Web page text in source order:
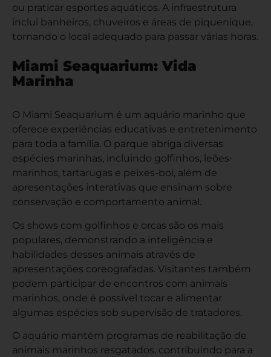
ou praticar esportes aquáticos. A infraestrutura
inclui banheiros, chuveiros e áreas de piquenique,
tornando o local adequado para passar várias horas.
Miami Seaquarium: Vida
Marinha
O Miami Seaquarium é um aquário marinho que
oferece experiências educativas e entretenimento
para toda a família. O parque abriga diversas
espécies marinhas, incluindo golfinhos, leões-
marinhos, tartarugas e peixes-boi, além de
apresentações interativas que ensinam sobre
conservação e comportamento animal.
Os shows com golfinhos e orcas são os mais
populares, demonstrando a inteligência e
habilidades desses animais através de
apresentações coreografadas. Visitantes também
podem participar de encontros com animais
marinhos, onde é possível tocar e alimentar
algumas espécies sob supervisão de tratadores.
O aquário mantém programas de reabilitação de
animais marinhos resgatados, contribuindo para a